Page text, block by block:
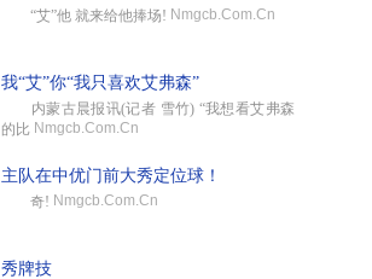
“艾”他 就来给他捧场! Nmgcb.Com.Cn
我“艾”你“我只喜欢艾弗森”
内蒙古晨报讯(记者 雪竹) “我想看艾弗森
的比 Nmgcb.Com.Cn
主队在中优门前大秀定位球！
奇! Nmgcb.Com.Cn
秀牌技